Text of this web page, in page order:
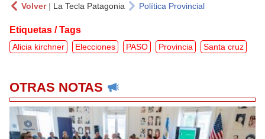
Volver| La Tecla Patagonia Política Provincial
Etiquetas / Tags
Alicia kirchner Elecciones PASO Provincia Santa cruz
OTRAS NOTAS